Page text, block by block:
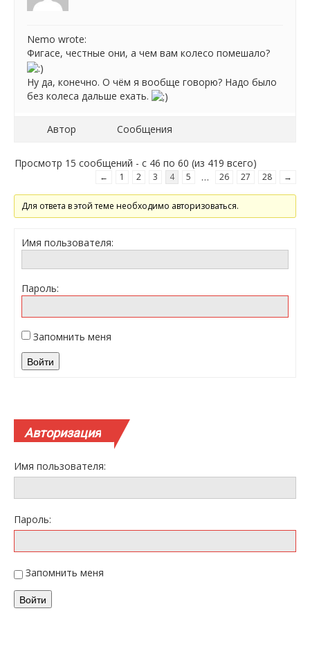
Nemo wrote:
Фигасе, честные они, а чем вам колесо помешало?
Ну да, конечно. О чём я вообще говорю? Надо было
без колеса дальше ехать.
Автор Сообщения
Просмотр 15 сообщений - с 46 по 60 (из 419 всего)
← 1 2 3 4 5 … 26 27 28 →
Для ответа в этой теме необходимо авторизоваться.
Имя пользователя:
Пароль:
Запомнить меня
Войти
Авторизация
Имя пользователя:
Пароль:
Запомнить меня
Войти